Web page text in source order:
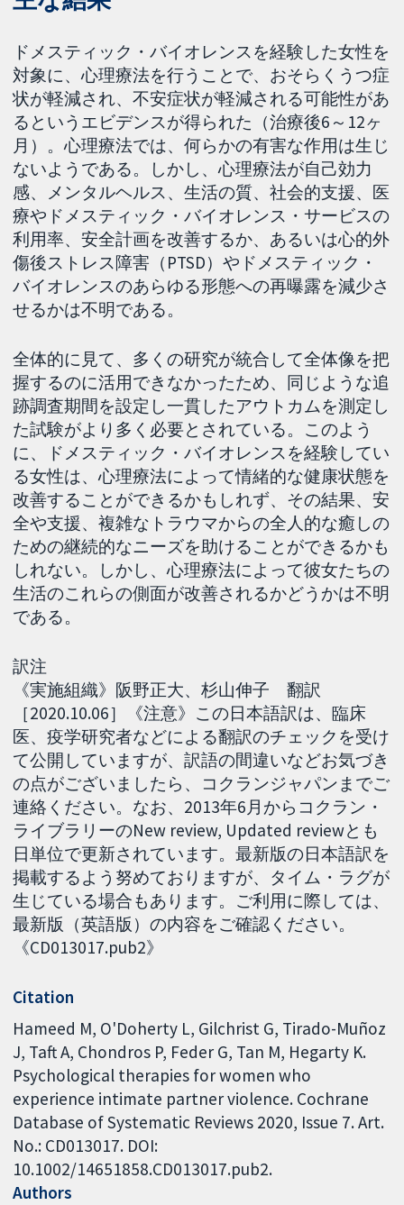
ドメスティック・バイオレンスを経験した女性を
対象に、心理療法を行うことで、おそらくうつ症
状が軽減され、不安症状が軽減される可能性があ
るというエビデンスが得られた（治療後6～12ヶ
月）。心理療法では、何らかの有害な作用は生じ
ないようである。しかし、心理療法が自己効力
感、メンタルヘルス、生活の質、社会的支援、医
療やドメスティック・バイオレンス・サービスの
利用率、安全計画を改善するか、あるいは心的外
傷後ストレス障害（PTSD）やドメスティック・
バイオレンスのあらゆる形態への再曝露を減少さ
せるかは不明である。
全体的に見て、多くの研究が統合して全体像を把
握するのに活用できなかったため、同じような追
跡調査期間を設定し一貫したアウトカムを測定し
た試験がより多く必要とされている。このよう
に、ドメスティック・バイオレンスを経験してい
る女性は、心理療法によって情緒的な健康状態を
改善することができるかもしれず、その結果、安
全や支援、複雑なトラウマからの全人的な癒しの
ための継続的なニーズを助けることができるかも
しれない。しかし、心理療法によって彼女たちの
生活のこれらの側面が改善されるかどうかは不明
である。
訳注
《実施組織》阪野正大、杉山伸子 翻訳
［2020.10.06］《注意》この日本語訳は、臨床
医、疫学研究者などによる翻訳のチェックを受け
て公開していますが、訳語の間違いなどお気づき
の点がございましたら、コクランジャパンまでご
連絡ください。なお、2013年6月からコクラン・
ライブラリーのNew review, Updated reviewとも
日単位で更新されています。最新版の日本語訳を
掲載するよう努めておりますが、タイム・ラグが
生じている場合もあります。ご利用に際しては、
最新版（英語版）の内容をご確認ください。
《CD013017.pub2》
Citation
Hameed M, O'Doherty L, Gilchrist G, Tirado-Muñoz
J, Taft A, Chondros P, Feder G, Tan M, Hegarty K.
Psychological therapies for women who
experience intimate partner violence. Cochrane
Database of Systematic Reviews 2020, Issue 7. Art.
No.: CD013017. DOI:
10.1002/14651858.CD013017.pub2.
Authors